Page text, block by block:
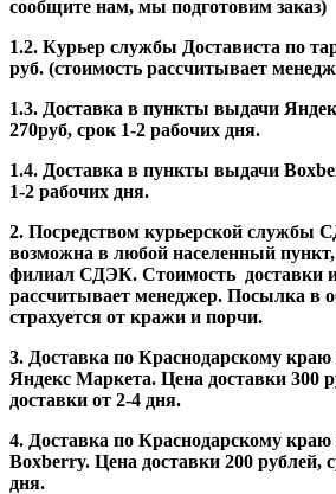
сообщите нам, мы подготовим заказ)
1.2. Курьер службы Достависта по
руб. (стоимость рассчитывает
1.3. Доставка в пункты выдачи
270руб, срок 1-2 рабочих дня.
1.4. Доставка в пункты выдачи
1-2 рабочих дня.
2. Посредством курьерской службы
возможна в любой населенный пункт,
филиал СДЭК. Стоимость доставки и
рассчитывает менеджер. Посылка в
страхуется от кражи и порчи.
3. Доставка по Краснодарскому
Яндекс Маркета. Цена доставки 300
доставки от 2-4 дня.
4. Доставка по Краснодарскому
Boxberry. Цена доставки 200 рублей,
дня.